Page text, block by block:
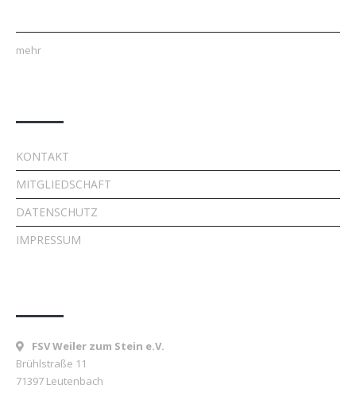
mehr
KONTAKT
MITGLIEDSCHAFT
DATENSCHUTZ
IMPRESSUM
FSV Weiler zum Stein e.V.
Brühlstraße 11
71397 Leutenbach